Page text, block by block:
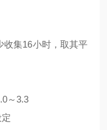
集16小时，取其平
～3.3